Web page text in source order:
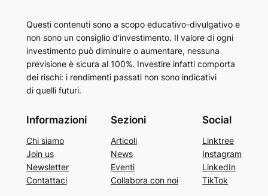
Questi contenuti sono a scopo educativo-divulgativo e
non sono un consiglio d’investimento. Il valore di ogni
investimento può diminuire o aumentare, nessuna
previsione è sicura al 100%. Investire infatti comporta
dei rischi: i rendimenti passati non sono indicativi
di quelli futuri.
Informazioni
Chi siamo
Join us
Newsletter
Contattaci
Sezioni
Articoli
News
Eventi
Collabora con noi
Social
Linktree
Instagram
LinkedIn
TikTok